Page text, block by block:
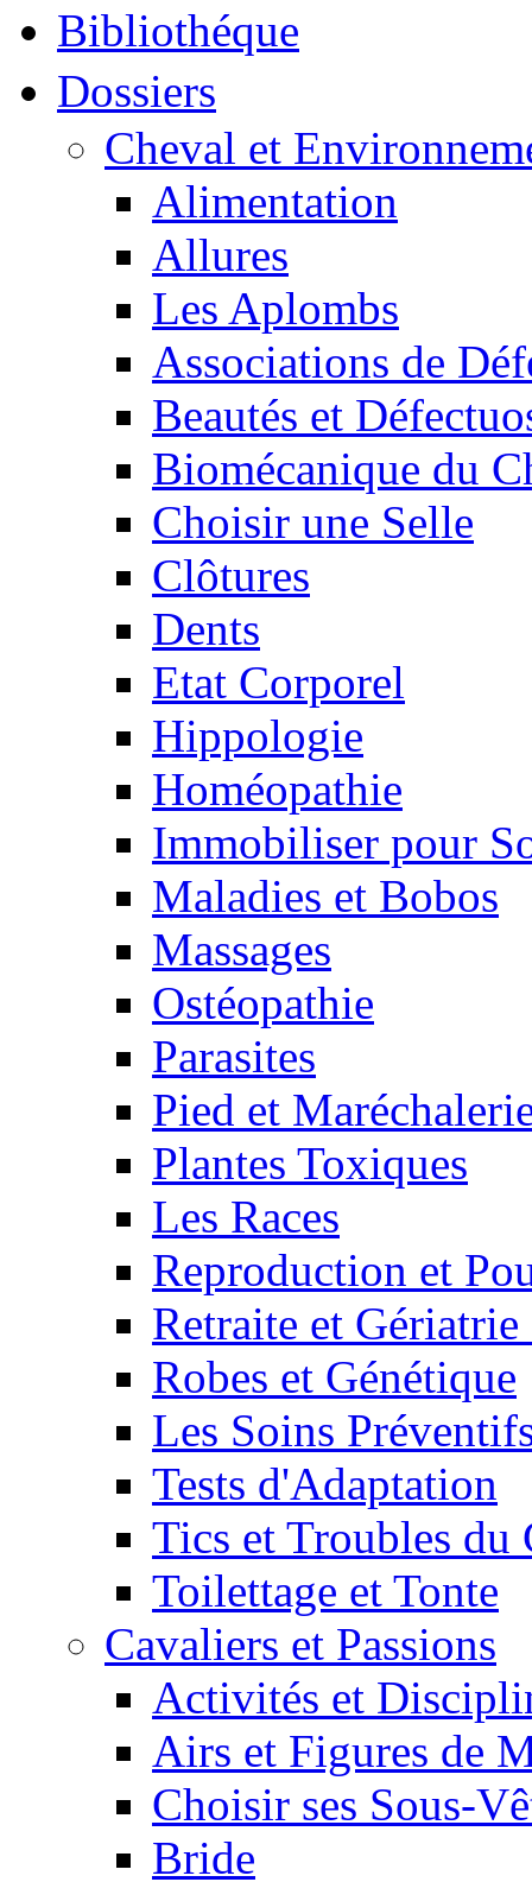
Bibliothéque
Dossiers
Cheval et
Alimentation
Allures
Les Aplombs
Associations de
Beautés et
Biomécanique du
Choisir une Selle
Clôtures
Dents
Etat Corporel
Hippologie
Homéopathie
Immobiliser pour
Maladies et Bobos
Massages
Ostéopathie
Parasites
Pied et
Plantes Toxiques
Les Races
Reproduction et
Retraite et
Robes et Génétique
Les Soins
Tests d'Adaptation
Tics et Troubles du
Toilettage et Tonte
Cavaliers et Passions
Activités et
Airs et Figures de
Choisir ses Sous-
Bride